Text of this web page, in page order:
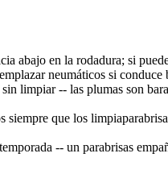
abajo en la rodadura; si
neumáticos si
limpiar -- las plumas son
que los
-- un parabrisas